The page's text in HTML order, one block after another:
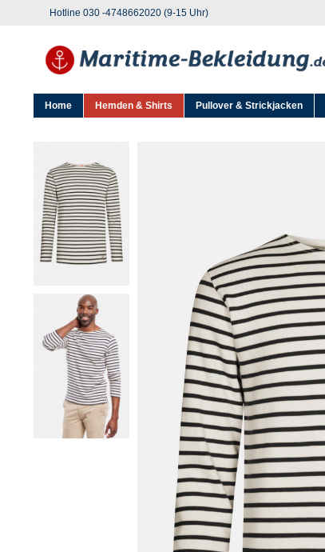
Hotline 030 -4748662020 (9-15 Uhr)
Home Hemden & Shirts Pullover & Strickjacken